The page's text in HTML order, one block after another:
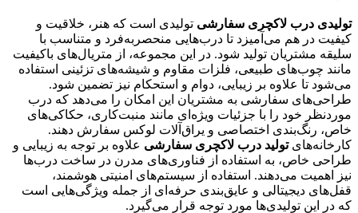
تولیدی درب لاکچری سفارشی تولیدی است که هنر، خلاقیت و
کیفیت در هم می‌آمیزد تا درب‌هایی منحصربه‌فرد و متناسب با
سلیقه مشتریان تولید شود. در این مجموعه‌، از متریال‌های باکیفیت
مانند چوب‌های طبیعی، فلزات مقاوم و شیشه‌های تزئینی استفاده
می‌شود تا علاوه بر زیبایی، دوام و استحکام نیز تضمین شود.
طراحی‌های سفارشی به مشتریان این امکان را می‌دهد که درب
موردنظر خود را با جزئیات ویژه‌ای مانند منبت‌کاری، حکاکی‌های
خاص، رنگ‌بندی اختصاصی و یراق‌آلات لوکس سفارش دهند.
کارخانه‌هایتولید درب لاکچری سفارشی علاوه بر توجه به زیبایی و
طراحی خاص، به استفاده از فناوری‌های مدرن در ساخت درب‌ها
نیز اهمیت می‌دهند. استفاده از سیستم‌های امنیتی هوشمند،
قفل‌های دیجیتالی و عایق‌بندی حرفه‌ای از جمله ویژگی‌هایی است
که در این تولیدی‌ها مورد توجه قرار می‌گیرد.